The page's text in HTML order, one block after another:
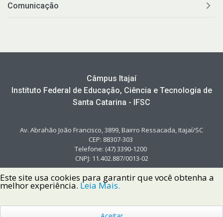
Comunicação
Câmpus Itajaí
Instituto Federal de Educação, Ciência e Tecnologia de
Santa Catarina - IFSC
Av. Abrahão João Francisco, 3899, Bairro Ressacada, Itajaí/SC
CEP: 88307-303
Telefone: (47) 3390-1200
CNPJ: 11.402.887/0013-02
Este site usa cookies para garantir que você obtenha a
melhor experiência. Leia Mais.